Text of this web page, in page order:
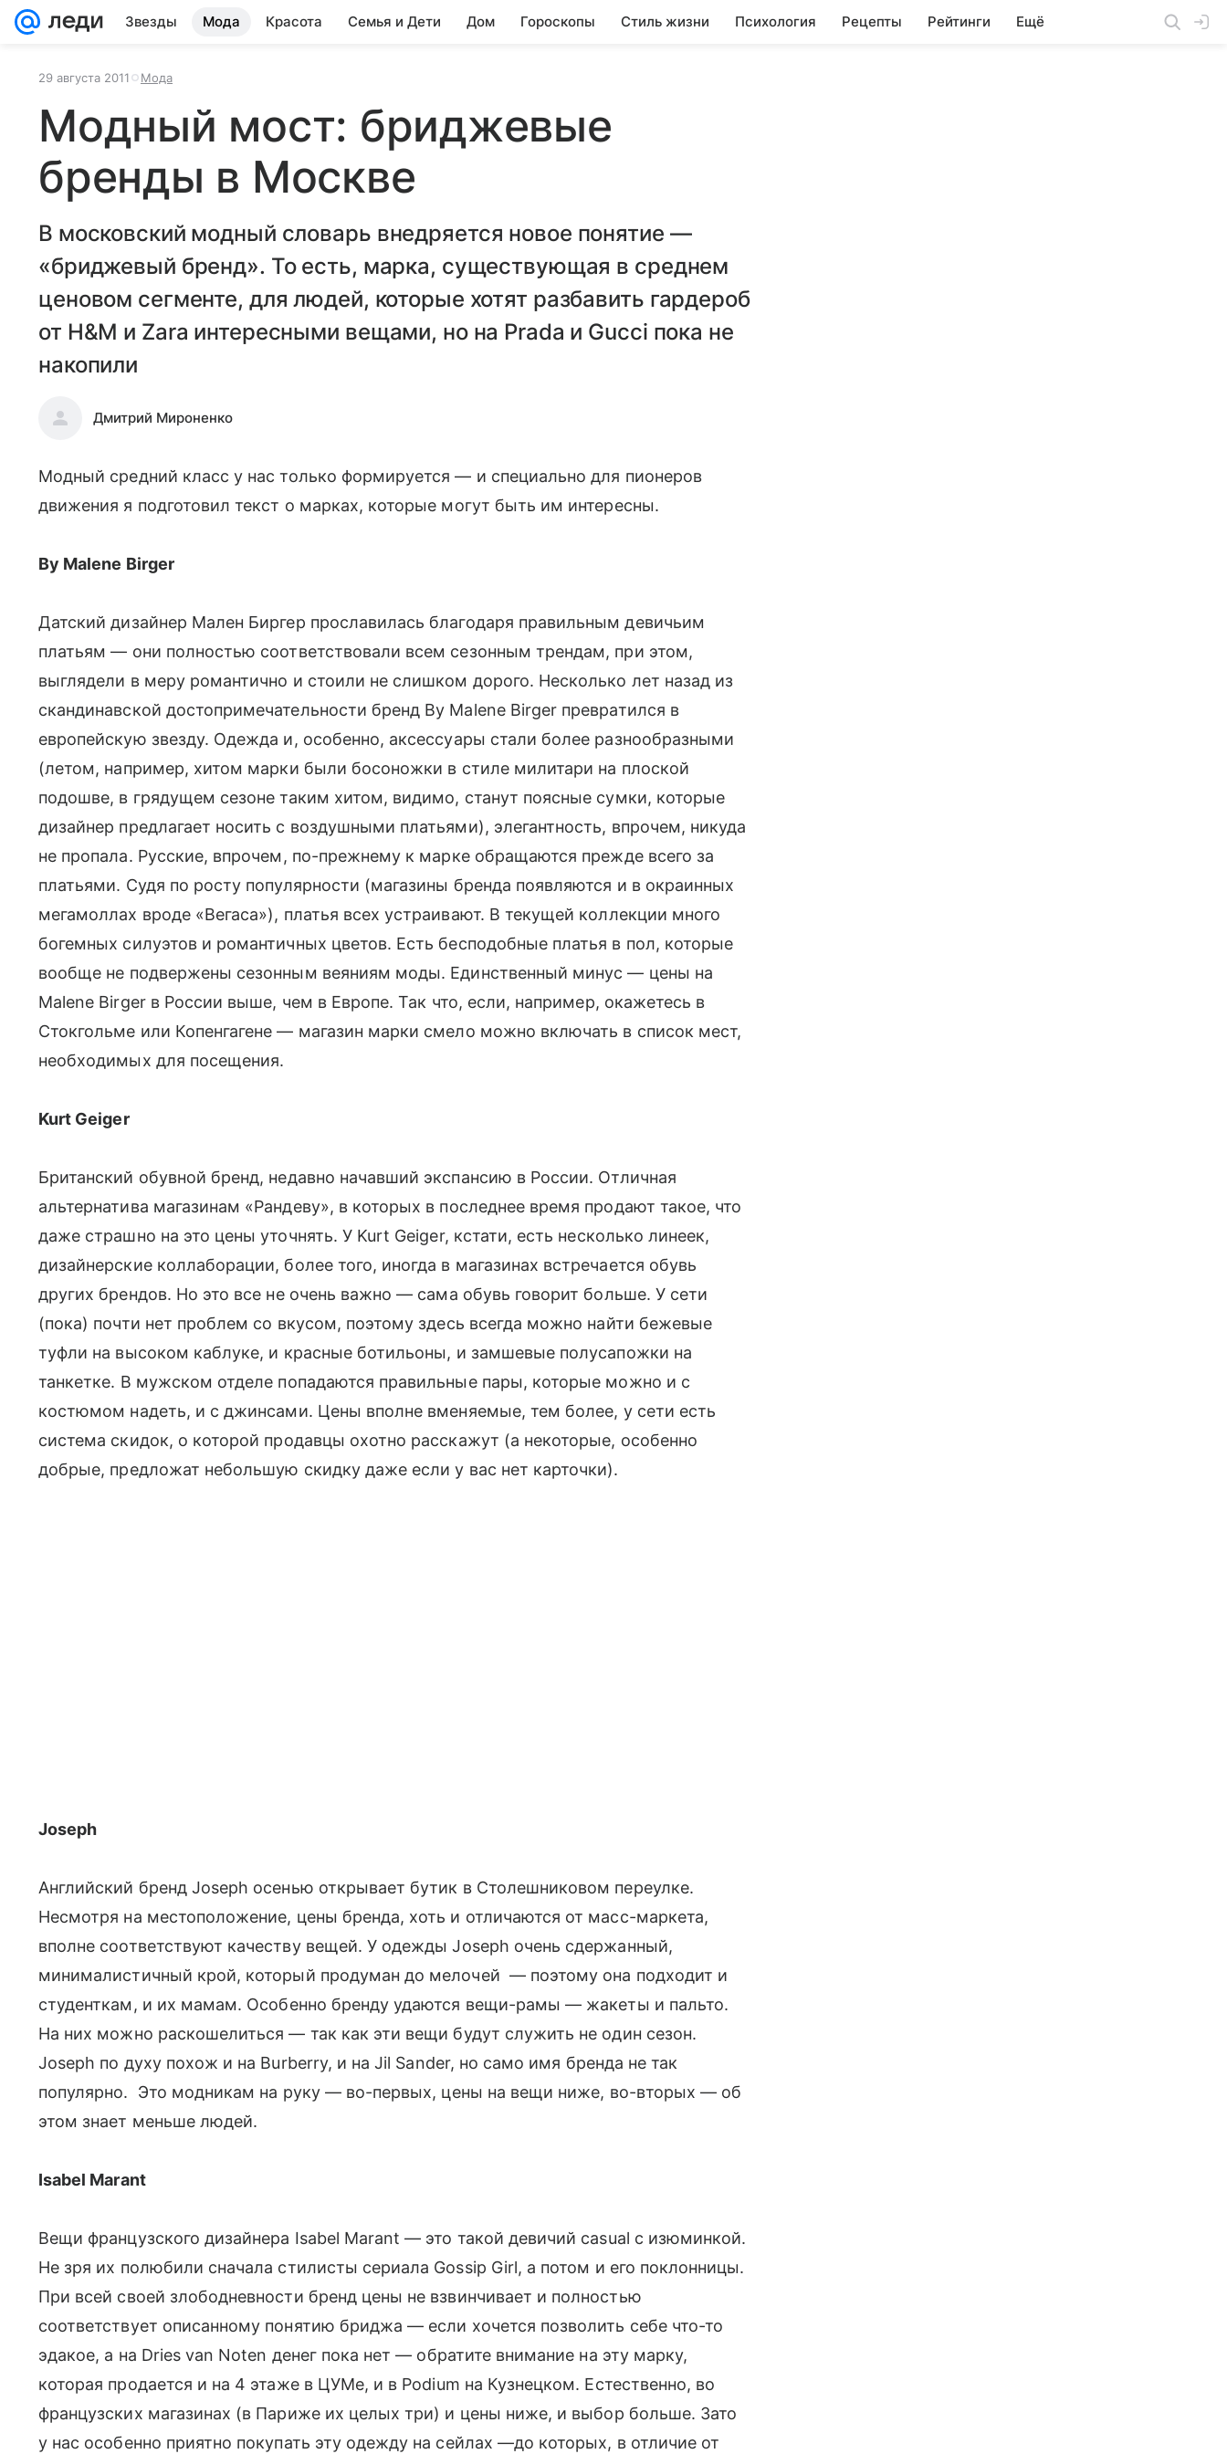
Звезды Мода Красота Семья и Дети Дом Гороскопы Стиль жизни Психология Рецепты Рейтинги Ещё
29 августа 2011 Мода
Модный мост: бриджевые
бренды в Москве
В московский модный словарь внедряется новое понятие —
«бриджевый бренд». То есть, марка, существующая в среднем
ценовом сегменте, для людей, которые хотят разбавить гардероб
от H&M и Zara интересными вещами, но на Prada и Gucci пока не
накопили
Дмитрий Мироненко
Модный средний класс у нас только формируется — и специально для пионеров
движения я подготовил текст о марках, которые могут быть им интересны.
By Malene Birger
Датский дизайнер Мален Биргер прославилась благодаря правильным девичьим
платьям — они полностью соответствовали всем сезонным трендам, при этом,
выглядели в меру романтично и стоили не слишком дорого. Несколько лет назад из
скандинавской достопримечательности бренд By Malene Birger превратился в
европейскую звезду. Одежда и, особенно, аксессуары стали более разнообразными
(летом, например, хитом марки были босоножки в стиле милитари на плоской
подошве, в грядущем сезоне таким хитом, видимо, станут поясные сумки, которые
дизайнер предлагает носить с воздушными платьями), элегантность, впрочем, никуда
не пропала. Русские, впрочем, по-прежнему к марке обращаются прежде всего за
платьями. Судя по росту популярности (магазины бренда появляются и в окраинных
мегамоллах вроде «Вегаса»), платья всех устраивают. В текущей коллекции много
богемных силуэтов и романтичных цветов. Есть бесподобные платья в пол, которые
вообще не подвержены сезонным веяниям моды. Единственный минус — цены на
Malene Birger в России выше, чем в Европе. Так что, если, например, окажетесь в
Стокгольме или Копенгагене — магазин марки смело можно включать в список мест,
необходимых для посещения.
Kurt Geiger
Британский обувной бренд, недавно начавший экспансию в России. Отличная
альтернатива магазинам «Рандеву», в которых в последнее время продают такое, что
даже страшно на это цены уточнять. У Kurt Geiger, кстати, есть несколько линеек,
дизайнерские коллаборации, более того, иногда в магазинах встречается обувь
других брендов. Но это все не очень важно — сама обувь говорит больше. У сети
(пока) почти нет проблем со вкусом, поэтому здесь всегда можно найти бежевые
туфли на высоком каблуке, и красные ботильоны, и замшевые полусапожки на
танкетке. В мужском отделе попадаются правильные пары, которые можно и с
костюмом надеть, и с джинсами. Цены вполне вменяемые, тем более, у сети есть
система скидок, о которой продавцы охотно расскажут (а некоторые, особенно
добрые, предложат небольшую скидку даже если у вас нет карточки).
Joseph
Английский бренд Joseph осенью открывает бутик в Столешниковом переулке.
Несмотря на местоположение, цены бренда, хоть и отличаются от масс-маркета,
вполне соответствуют качеству вещей. У одежды Joseph очень сдержанный,
минималистичный крой, который продуман до мелочей — поэтому она подходит и
студенткам, и их мамам. Особенно бренду удаются вещи-рамы — жакеты и пальто.
На них можно раскошелиться — так как эти вещи будут служить не один сезон.
Joseph по духу похож и на Burberry, и на Jil Sander, но само имя бренда не так
популярно. Это модникам на руку — во-первых, цены на вещи ниже, во-вторых — об
этом знает меньше людей.
Isabel Marant
Вещи французского дизайнера Isabel Marant — это такой девичий casual с изюминкой.
Не зря их полюбили сначала стилисты сериала Gossip Girl, а потом и его поклонницы.
При всей своей злободневности бренд цены не взвинчивает и полностью
соответствует описанному понятию бриджа — если хочется позволить себе что-то
эдакое, а на Dries van Noten денег пока нет — обратите внимание на эту марку,
которая продается и на 4 этаже в ЦУМе, и в Podium на Кузнецком. Естественно, во
французских магазинах (в Париже их целых три) и цены ниже, и выбор больше. Зато
у нас особенно приятно покупать эту одежду на сейлах —до которых, в отличие от